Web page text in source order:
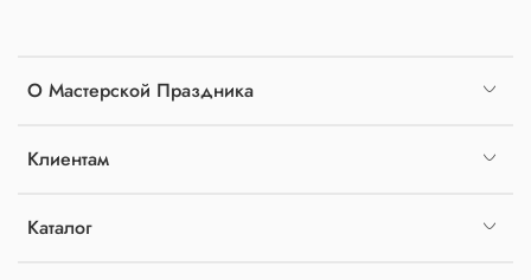
О Мастерской Праздника
Клиентам
Каталог